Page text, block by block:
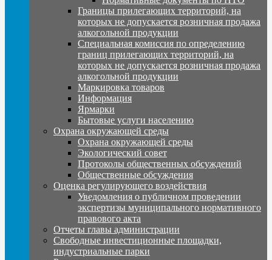
Границы прилегающих территорий, на
которых не допускается розничная продажа
алкогольной продукции
Специальная комиссия по определению
границ прилегающих территорий, на
которых не допускается розничная продажа
алкогольной продукции
Маркировка товаров
Информация
Ярмарки
Бытовые услуги населению
Охрана окружающей среды
Охрана окружающей среды
Экологический совет
Протоколы общественных обсуждений
Общественные обсуждения
Оценка регулирующего воздействия
Уведомления о публичном проведении
экспертизы муниципального нормативного
правового акта
Отчеты главы администрации
Свободные инвестиционные площадки,
индустриальные парки